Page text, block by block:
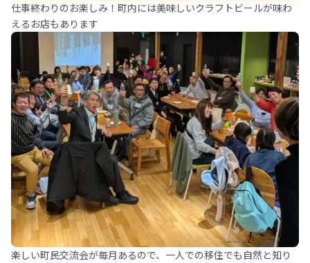
仕事終わりのお楽しみ！町内には美味しいクラフトビールが味わ
えるお店もあります
楽しい町民交流会が毎月あるので、一人での移住でも自然と知り